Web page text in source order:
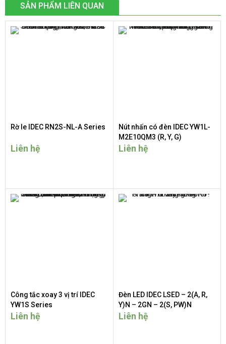
SẢN PHẨM LIÊN QUAN
Rờ le IDEC RN2S-NL-A Series
Liên hệ
Nút nhấn có đèn IDEC YW1L-
M2E10QM3 (R, Y, G)
Liên hệ
Công tắc xoay 3 vị trí IDEC
YW1S Series
Liên hệ
Đèn LED IDEC LSED – 2(A, R,
Y)N – 2GN – 2(S, PW)N
Liên hệ